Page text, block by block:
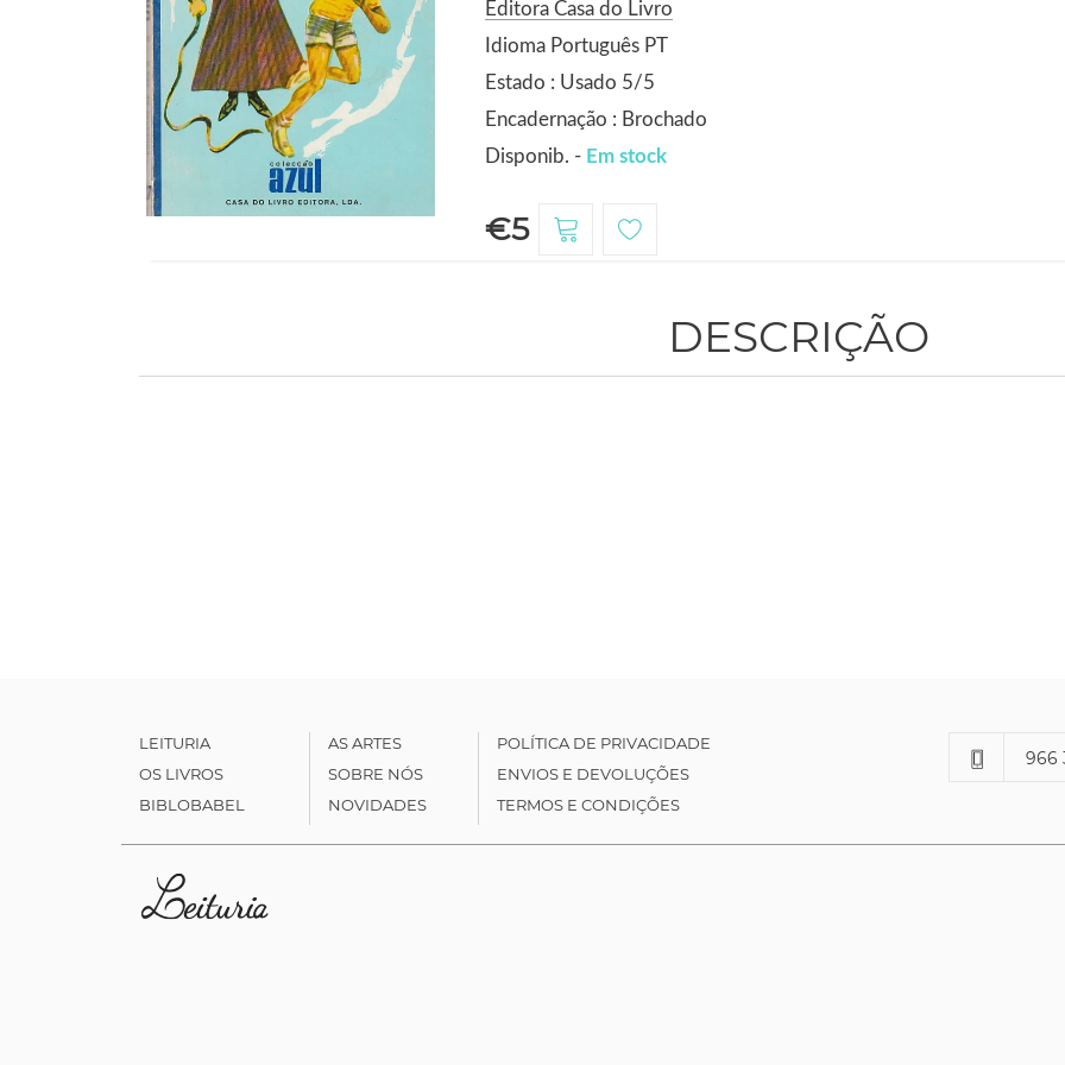
Editora Casa do Livro
Idioma Português PT
Estado : Usado 5/5
Encadernação : Brochado
Disponib. - Em stock
€5
DESCRIÇÃO
LEITURIA
OS LIVROS
BIBLOBABEL
AS ARTES
SOBRE NÓS
NOVIDADES
POLÍTICA DE PRIVACIDADE
ENVIOS E DEVOLUÇÕES
TERMOS E CONDIÇÕES
966